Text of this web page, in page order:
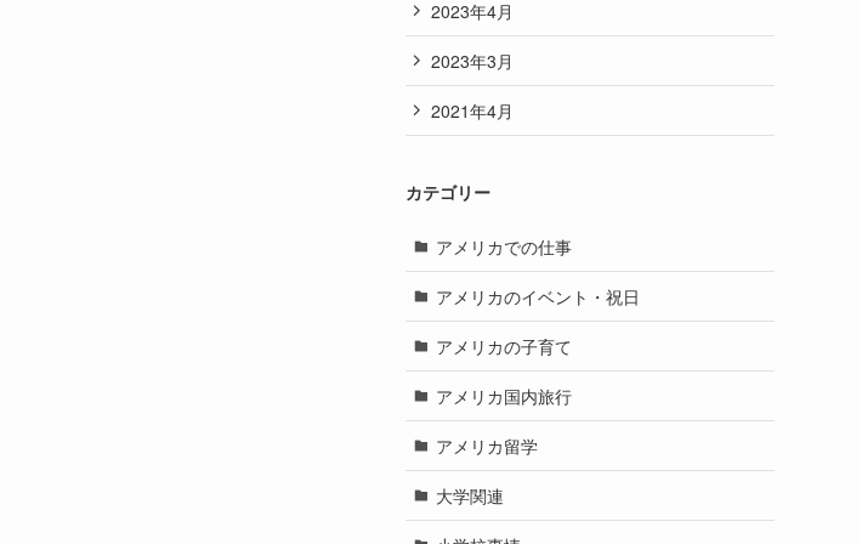
2023年4月
2023年3月
2021年4月
カテゴリー
アメリカでの仕事
アメリカのイベント・祝日
アメリカの子育て
アメリカ国内旅行
アメリカ留学
大学関連